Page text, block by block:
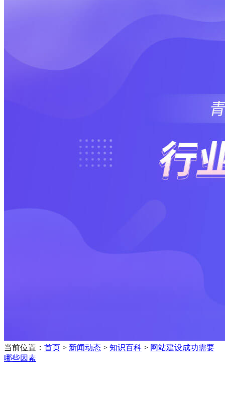
当前位置： 首页 > 新闻动态 > 知识百科 > 网站建设成功需要
哪些因素